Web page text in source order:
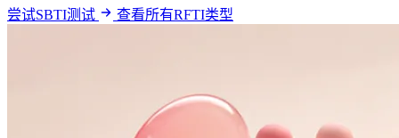
尝试SBTI测试 查看所有RFTI类型